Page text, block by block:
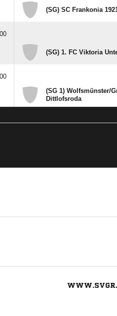
(SG) SC Frankonia
(SG) 1. FC Viktoria
(SG 1) Wolfsmünster/​
Dittlofsroda